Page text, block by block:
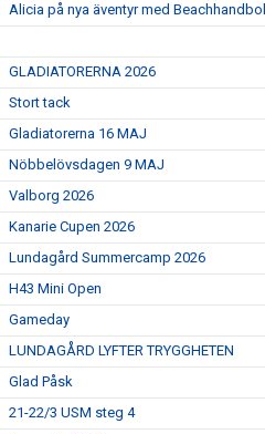
Alicia på nya äventyr med
GLADIATORERNA 2026
Stort tack
Gladiatorerna 16 MAJ
Nöbbelövsdagen 9 MAJ
Valborg 2026
Kanarie Cupen 2026
Lundagård Summercamp 2026
H43 Mini Open
Gameday
LUNDAGÅRD LYFTER TRYGGHETEN
Glad Påsk
21-22/3 USM steg 4